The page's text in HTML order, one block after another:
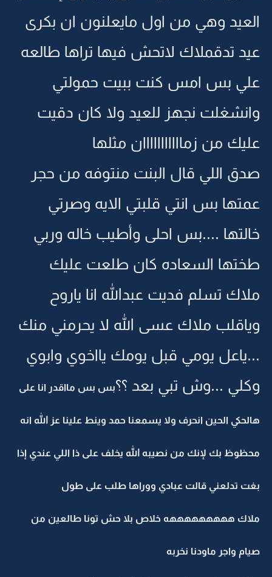
العيد وهي من اول مايعلنون ان بكرى
عيد تدقملاك لاتحش فيها تراها طالعه
علي بس امس كنت ببيت حمولتي
وانشغلت نجهز للعيد ولا كان دقيت
عليك من زمااااااااااان مثلها
صدق اللي قال البنت منتوفه من حجر
عمتها بس انتي قلبتي الايه وصرتي
خالتها ....بس احلى وأطيب خاله وربي
طختها السعاده كان طلعت عليك
ملاك تسلم فديت عبدالله انا ياروح
وياقلب ملاك عسى الله لا يحرمني منك
...ياعل يومي قبل يومك يااخوي وابوي
وكلي ...وش تبي بعد ؟؟بس بس مااقدر انا على
هالحكي الحين انحرف ولا يسمعنا حمد وينط علينا عز الله انه
محظوظ بك لإنك من نصيبه الله يخلف على ذا اللي عندي إذا
بغت تدلعني قالت عبادي ووراها طلب على طول
ملاك هههههههههه خلاص بلا حش تونا طالعين من
صيام واجر ماودنا نخربه